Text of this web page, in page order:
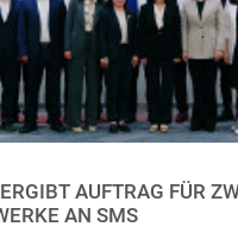
AUFTRAG FÜR
AN SMS